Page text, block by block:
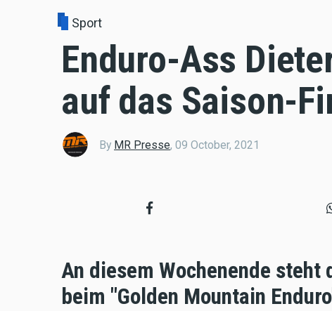
Sport
Enduro-Ass
auf das Saison-
By MR Presse, 09 October, 2021
An diesem Wochenende
beim "Golden Mountain